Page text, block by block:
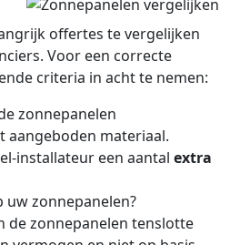
offertes te vergelijken
Voor een correcte
criteria in acht te nemen:
zonnepanelen
aangeboden materiaal.
installateur een aantal extra
uw zonnepanelen?
de zonnepanelen tenslotte